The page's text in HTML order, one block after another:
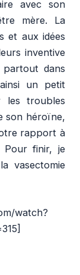
avec son
mère. La
et aux idées
inventive
dans
un petit
les troubles
son héroïne,
rapport à
Pour finir, je
vasectomie
watch?